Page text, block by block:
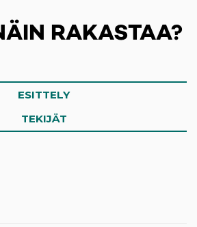
RAKASTAA?
ESITTELY
TEKIJÄT